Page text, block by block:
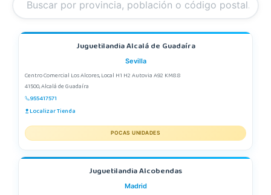
Juguetilandia Alcalá de Guadaíra
Sevilla
Centro Comercial Los Alcores, Local H1 H2 Autovia A92 KM8.8
41500, Alcalá de Guadaíra
955417571
Localizar Tienda
POCAS UNIDADES
Juguetilandia Alcobendas
Madrid